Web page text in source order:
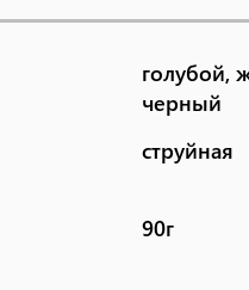
голубой,
черный
струйная
90г